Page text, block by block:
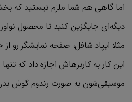
اما گاهی هم شما ملزم نیستید که
دیگه‌ای جایگزین کنید تا محصول
مثلا ایپاد شافل، صفحه نمایشگر رو
این کار به کاربرهاش اجازه داد که
موسیقی‌شون به صورت رندوم گوش